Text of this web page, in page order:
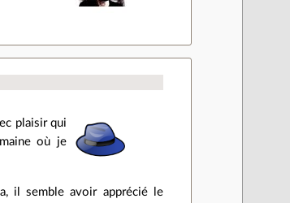
plaisir qui
où je
il semble avoir apprécié le